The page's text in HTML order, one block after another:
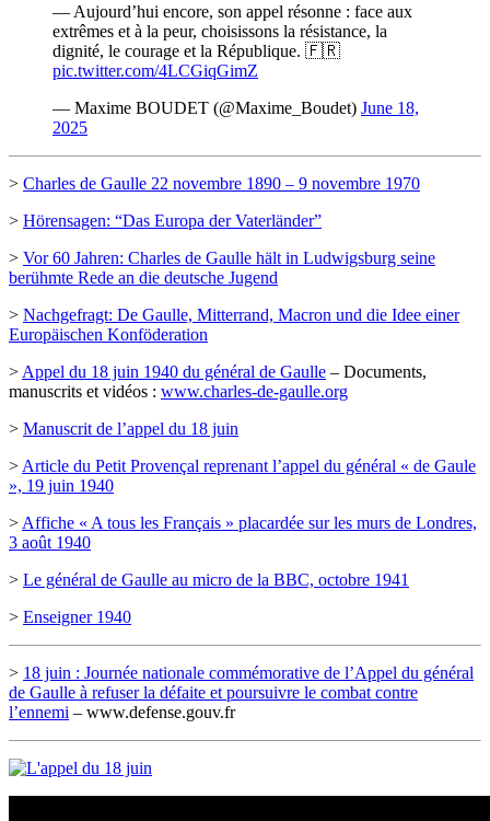
— Aujourd’hui encore, son appel résonne : face aux
extrêmes et à la peur, choisissons la résistance, la
dignité, le courage et la République. 🇫🇷
pic.twitter.com/4LCGiqGimZ
— Maxime BOUDET (@Maxime_Boudet) June 18,
2025
> Charles de Gaulle 22 novembre 1890 – 9 novembre 1970
> Hörensagen: “Das Europa der Vaterländer”
> Vor 60 Jahren: Charles de Gaulle hält in Ludwigsburg seine
berühmte Rede an die deutsche Jugend
> Nachgefragt: De Gaulle, Mitterrand, Macron und die Idee einer
Europäischen Konföderation
> Appel du 18 juin 1940 du général de Gaulle – Documents,
manuscrits et vidéos : www.charles-de-gaulle.org
> Manuscrit de l’appel du 18 juin
> Article du Petit Provençal reprenant l’appel du général « de Gaule
», 19 juin 1940
> Affiche « A tous les Français » placardée sur les murs de Londres,
3 août 1940
> Le général de Gaulle au micro de la BBC, octobre 1941
> Enseigner 1940
> 18 juin : Journée nationale commémorative de l’Appel du général
de Gaulle à refuser la défaite et poursuivre le combat contre
l’ennemi – www.defense.gouv.fr